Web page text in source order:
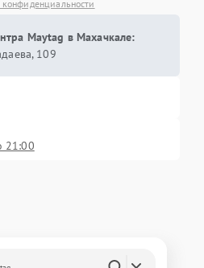
Maytag в Махачкале:
109
21:00